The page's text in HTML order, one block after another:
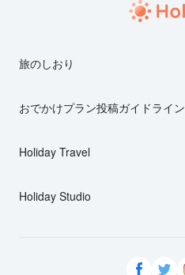
旅のしおり
おでかけプラン投稿ガイドライン
Holiday Travel
Holiday Studio